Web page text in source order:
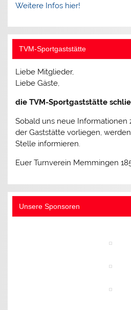
Weitere Infos hier!
TVM-Sportgaststätte
Liebe Mitglieder,
Liebe Gäste,
die TVM-Sportgaststätte
Sobald uns neue Informationen
der Gaststätte vorliegen,
Stelle informieren.
Euer Turnverein Memmingen
Unsere Sponsoren